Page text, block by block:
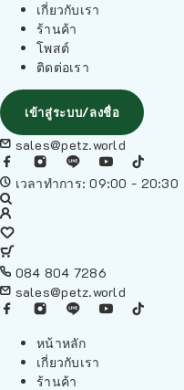
เกี่ยวกับเรา
ร้านค้า
โพสต์
ติดต่อเรา
เข้าสู่ระบบ/ลงชื่อ
sales@petz.world
เวลาทำการ: 09:00 - 20:30
084 804 7286
sales@petz.world
หน้าหลัก
เกี่ยวกับเรา
ร้านค้า